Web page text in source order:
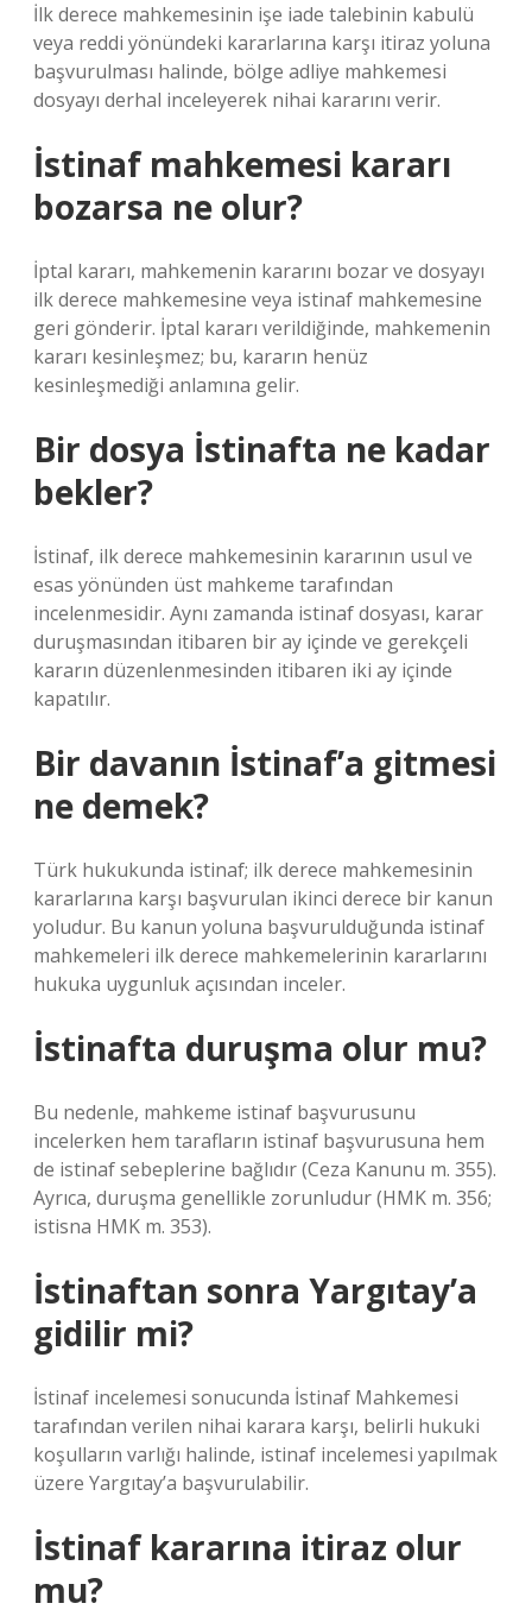
İlk derece mahkemesinin işe iade talebinin kabulü
veya reddi yönündeki kararlarına karşı itiraz yoluna
başvurulması halinde, bölge adliye mahkemesi
dosyayı derhal inceleyerek nihai kararını verir.
İstinaf mahkemesi kararı
bozarsa ne olur?
İptal kararı, mahkemenin kararını bozar ve dosyayı
ilk derece mahkemesine veya istinaf mahkemesine
geri gönderir. İptal kararı verildiğinde, mahkemenin
kararı kesinleşmez; bu, kararın henüz
kesinleşmediği anlamına gelir.
Bir dosya İstinafta ne kadar
bekler?
İstinaf, ilk derece mahkemesinin kararının usul ve
esas yönünden üst mahkeme tarafından
incelenmesidir. Aynı zamanda istinaf dosyası, karar
duruşmasından itibaren bir ay içinde ve gerekçeli
kararın düzenlenmesinden itibaren iki ay içinde
kapatılır.
Bir davanın İstinaf’a gitmesi
ne demek?
Türk hukukunda istinaf; ilk derece mahkemesinin
kararlarına karşı başvurulan ikinci derece bir kanun
yoludur. Bu kanun yoluna başvurulduğunda istinaf
mahkemeleri ilk derece mahkemelerinin kararlarını
hukuka uygunluk açısından inceler.
İstinafta duruşma olur mu?
Bu nedenle, mahkeme istinaf başvurusunu
incelerken hem tarafların istinaf başvurusuna hem
de istinaf sebeplerine bağlıdır (Ceza Kanunu m. 355).
Ayrıca, duruşma genellikle zorunludur (HMK m. 356;
istisna HMK m. 353).
İstinaftan sonra Yargıtay’a
gidilir mi?
İstinaf incelemesi sonucunda İstinaf Mahkemesi
tarafından verilen nihai karara karşı, belirli hukuki
koşulların varlığı halinde, istinaf incelemesi yapılmak
üzere Yargıtay’a başvurulabilir.
İstinaf kararına itiraz olur
mu?